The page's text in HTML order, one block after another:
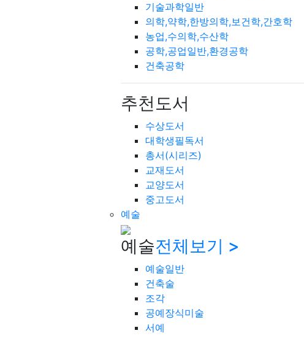
기술과학일반
의학,약학,한방의학,보건학,간호학
농업,수의학,수산학
공학,공업일반,환경공학
건축공학
추천도서
수상도서
대학생필독서
총서(시리즈)
교재도서
교양도서
중고도서
예술
예술전체보기 >
예술일반
건축술
조각
공예장식미술
서예